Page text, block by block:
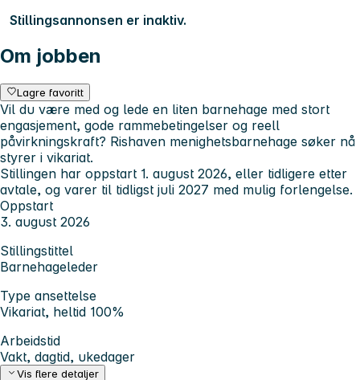
Stillingsannonsen er inaktiv.
Om jobben
Lagre favoritt
Vil du være med og lede en liten barnehage med stort
engasjement, gode rammebetingelser og reell
påvirkningskraft? Rishaven menighetsbarnehage søker nå
styrer i vikariat.
Stillingen har oppstart 1. august 2026, eller tidligere etter
avtale, og varer til tidligst juli 2027 med mulig forlengelse.
Oppstart
3. august 2026
Stillingstittel
Barnehageleder
Type ansettelse
Vikariat, heltid 100%
Arbeidstid
Vakt, dagtid, ukedager
Vis flere detaljer